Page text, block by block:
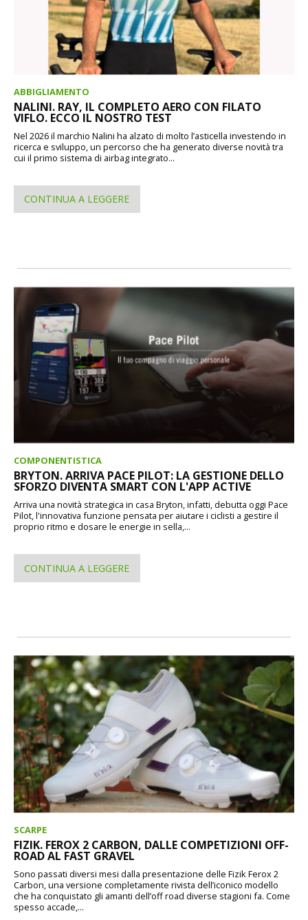
ABBIGLIAMENTO
NALINI. RAY, IL COMPLETO AERO CON FILATO
VIFLO. ECCO IL NOSTRO TEST
Nel 2026 il marchio Nalini ha alzato di molto l’asticella investendo in
ricerca e sviluppo, un percorso che ha generato diverse novità tra
cui il primo sistema di airbag integrato...
CONTINUA A LEGGERE
COMPONENTISTICA
BRYTON. ARRIVA PACE PILOT: LA GESTIONE DELLO
SFORZO DIVENTA SMART CON L'APP ACTIVE
Arriva una novità strategica in casa Bryton, infatti, debutta oggi Pace
Pilot, l'innovativa funzione pensata per aiutare i ciclisti a gestire il
proprio ritmo e dosare le energie in sella,...
CONTINUA A LEGGERE
SCARPE
FIZIK. FEROX 2 CARBON, DALLE COMPETIZIONI OFF-
ROAD AL FAST GRAVEL
Sono passati diversi mesi dalla presentazione delle Fizik Ferox 2
Carbon, una versione completamente rivista dell’iconico modello
che ha conquistato gli amanti dell’off road diverse stagioni fa. Come
spesso accade,...